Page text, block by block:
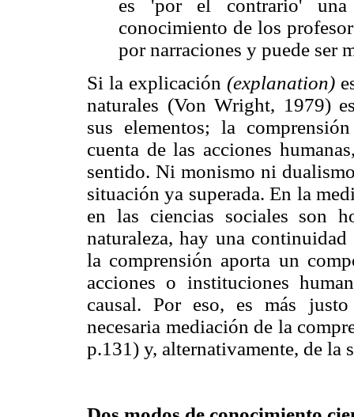
es 'por el contrario' una
conocimiento de los
por narraciones y puede ser
Si la explicación (explanation)
naturales (Von Wright, 1979)
sus elementos; la
cuenta de las acciones
sentido. Ni monismo ni
situación ya superada. En la
en las ciencias sociales son
naturaleza, hay una
la comprensión aporta un
acciones o instituciones
causal. Por eso, es más
necesaria mediación de la
p.131) y, alternativamente, de la